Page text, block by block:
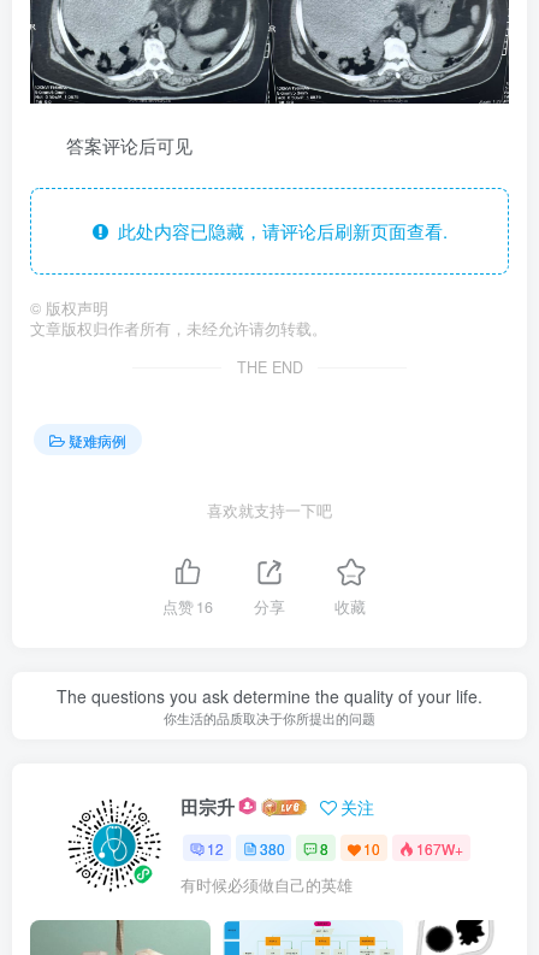
答案评论后可见
此处内容已隐藏，请评论后刷新页面查看.
© 版权声明
文章版权归作者所有，未经允许请勿转载。
THE END
疑难病例
喜欢就支持一下吧
点赞16 分享 收藏
The questions you ask determine the quality of your life.
你生活的品质取决于你所提出的问题
田宗升 关注
12 380 8 10 167W+
有时候必须做自己的英雄